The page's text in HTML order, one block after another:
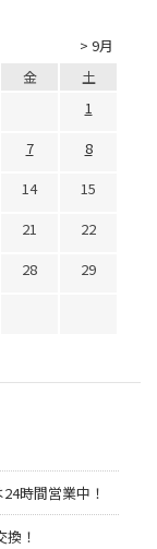
> 9月
金
土
1
7
8
14
15
21
22
28
29
時間営業中！
！